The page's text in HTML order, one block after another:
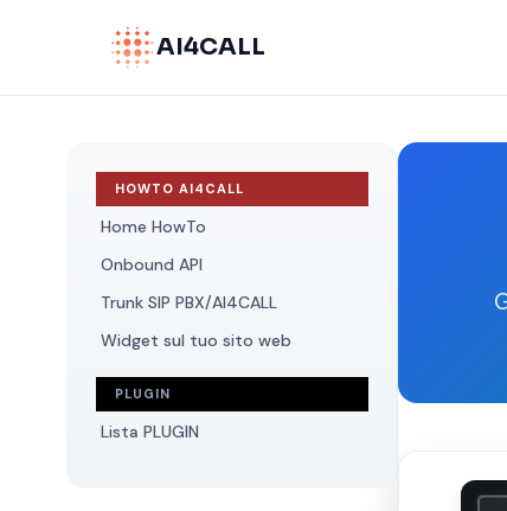
AI4CALL
HOWTO AI4CALL
Home HowTo
Onbound API
Trunk SIP PBX/AI4CALL
Widget sul tuo sito web
PLUGIN
Lista PLUGIN